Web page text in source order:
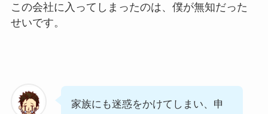
この会社に入ってしまったのは、僕が無知だった
せいです。
家族にも迷惑をかけてしまい、申